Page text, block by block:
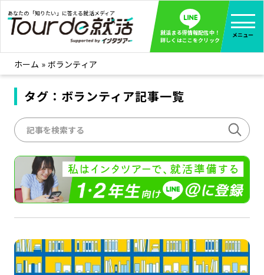
あなたの「知りたい」に答える就活メディア
就活まる得情報配信中！
詳しくはここをクリック
メニュー
就活ノウハウ 全て見る
企業まる見え！特捜部
みんなが知らない企業の裏側を徹底調査！
インタツアー活動レポ 全て見る
インタツアーを使ってどうだった？OBOG成功談
社会人インタビュー 全て見る
社会人になった今、就活を振り返ってみた
学生就活ブログ 全て見る
企業・業界研究はインタツアー
ホーム » ボランティア
タグ：ボランティア記事一覧